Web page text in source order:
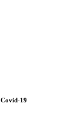
Covid-19